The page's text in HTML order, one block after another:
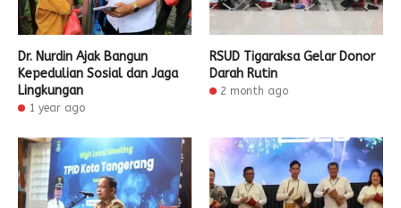
Dr. Nurdin Ajak Bangun
Kepedulian Sosial dan Jaga
Lingkungan
1 year ago
RSUD Tigaraksa Gelar Donor
Darah Rutin
2 month ago